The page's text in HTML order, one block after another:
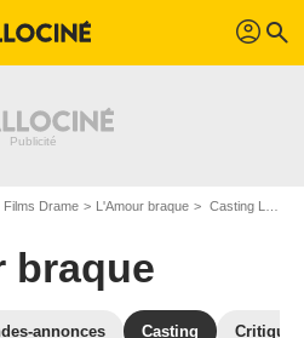
profil search
Films Drame L'Amour braque Casting L'Amour braque
braque
annonces Casting